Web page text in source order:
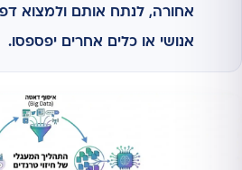
אחורה, לנתח אותם ולמצוא
אנושי או כלים אחרים יפספסו.